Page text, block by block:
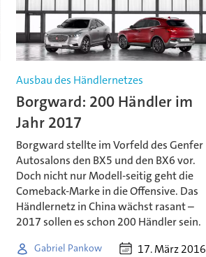
Ausbau des Händlernetzes
Borgward: 200 Händler im
Jahr 2017
Borgward stellte im Vorfeld des Genfer
Autosalons den BX5 und den BX6 vor.
Doch nicht nur Modell-seitig geht die
Comeback-Marke in die Offensive. Das
Händlernetz in China wächst rasant –
2017 sollen es schon 200 Händler sein.
Gabriel Pankow 17. März 2016